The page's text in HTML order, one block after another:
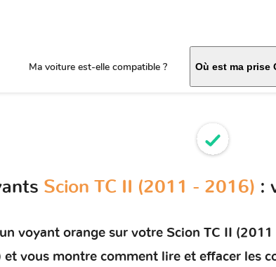
Ma voiture est-elle compatible ? Où est ma prise
Scion TC II (2011 - 2016) :
voyant orange sur votre Scion TC II (2011
et vous montre comment lire et effacer les